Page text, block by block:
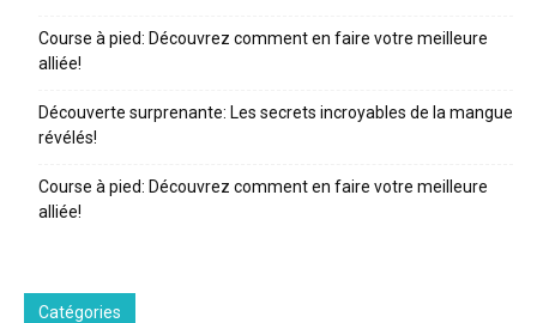
Course à pied: Découvrez comment en faire votre meilleure
alliée!
Découverte surprenante: Les secrets incroyables de la mangue
révélés!
Course à pied: Découvrez comment en faire votre meilleure
alliée!
Catégories